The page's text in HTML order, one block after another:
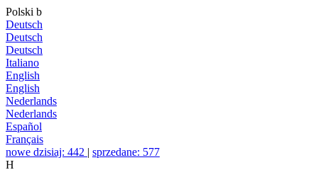
Polski b
Deutsch
Deutsch
Deutsch
Italiano
English
English
Nederlands
Nederlands
Español
Français
nowe dzisiaj: 442 | sprzedane: 577
H